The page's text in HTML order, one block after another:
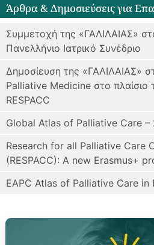
Άρθρα & Δημοσιεύσεις για
Συμμετοχή της «ΓΑΛΙΛΑΙΑΣ»
Πανελλήνιο Ιατρικό Συνέδριο
Δημοσίευση της «ΓΑΛΙΛΑΙΑΣ»
Palliative Medicine στο πλαίσιο
RESPACC
Global Atlas of Palliative Care –
Research for all Palliative Care
(RESPACC): A new Erasmus+
EAPC Atlas of Palliative Care in